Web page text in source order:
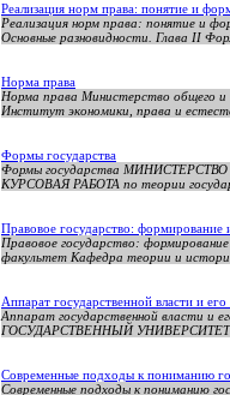
Реализация норм права: понятие и
Реализация норм права: понятие и
Основные разновидности. Глава II
Норма права
Норма права Министерство общего и
Институт экономики, права и
Формы государства
Формы государства МИНИСТЕРСТВО
КУРСОВАЯ РАБОТА по теории
Правовое государство:
Правовое государство:
факультет Кафедра теории и
Аппарат государственной власти и
Аппарат государственной
ГОСУДАРСТВЕННЫЙ УНИВЕРСИТЕТ
Современные подходы к пониманию
Современные подходы к пониманию